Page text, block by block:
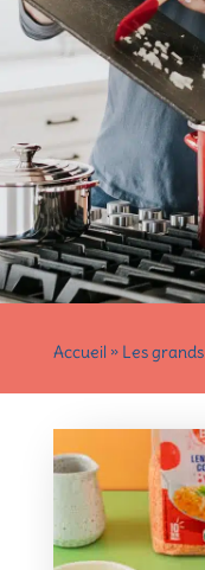
Accueil » Les